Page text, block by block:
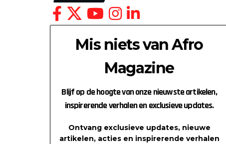
Mis niets van Afro
Magazine
Blijf op de hoogte van onze nieuwste artikelen,
inspirerende verhalen en exclusieve updates.
Ontvang exclusieve updates, nieuwe
artikelen, acties en inspirerende verhalen